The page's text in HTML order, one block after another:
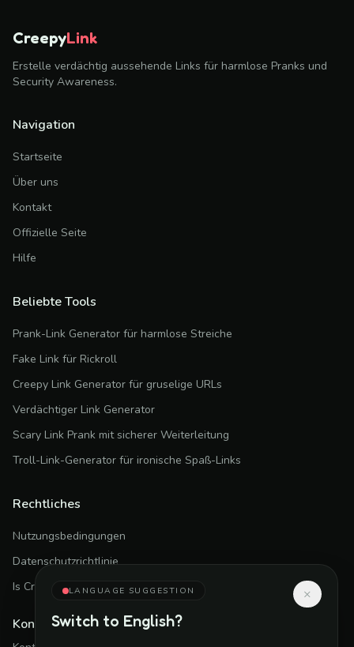
LANGUAGE SUGGESTION
Switch to English?
×
CreepyLink
Erstelle verdächtig aussehende Links für harmlose Pranks und
Security Awareness.
Navigation
Startseite
Über uns
Kontakt
Offizielle Seite
Hilfe
Beliebte Tools
Prank-Link Generator für harmlose Streiche
Fake Link für Rickroll
Creepy Link Generator für gruselige URLs
Verdächtiger Link Generator
Scary Link Prank mit sicherer Weiterleitung
Troll-Link-Generator für ironische Spaß-Links
Rechtliches
Nutzungsbedingungen
Datenschutzrichtlinie
Is CreepyLink Safe?
Kontakt